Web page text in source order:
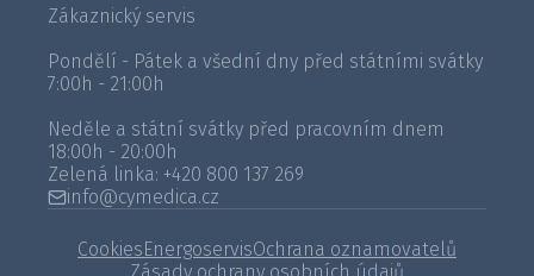
Zákaznický servis
Pondělí - Pátek a všední dny před státními svátky
7:00h - 21:00h
Neděle a státní svátky před pracovním dnem
18:00h - 20:00h
Zelená linka: +420 800 137 269
info@cymedica.cz
CookiesEnergoservisOchrana oznamovatelů